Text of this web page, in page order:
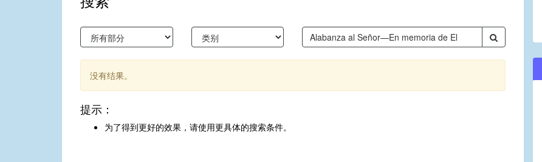
没有结果。
提示：
为了得到更好的效果，请使用更具体的搜索条件。